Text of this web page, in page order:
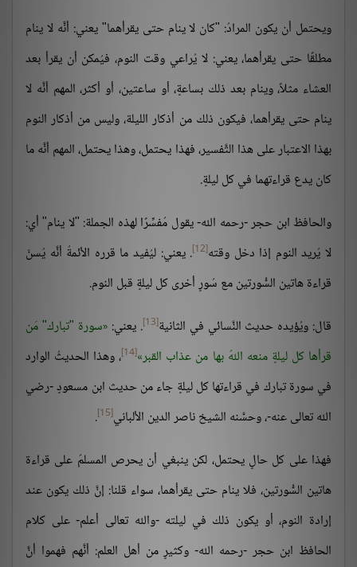
ويحتمل أن يكون المرادُ: "كان لا ينام حتى يقرأهما" يعني: أنَّه لا ينام
مطلقًا حتى يقرأهما، يعني: لا يُراعي وقت النوم، فيُمكن أن يقرأ بعد
العشاء مثلاً، وينام بعد ذلك بساعةٍ، أو ساعتين، أو أكثر، المهم أنَّه لا
ينام حتى يقرأهما، فيكون ذلك من أذكار الليلة، وليس من أذكار النوم
بهذا الاعتبار على هذا التَّفسير، فهذا يحتمل، وهذا يحتمل، المهم أنَّه ما
كان يدع قراءتهما في كل ليلةٍ.
والحافظ ابن حجر -رحمه الله- يقول مُفسِّرًا لهذه الجملة: "لا ينام" أي:
لا يُريد النوم إذا دخل وقته[12]
. يعني: ليُفيد ما قرره الأئمةُ أنَّه يُسنّ
قراءة هاتين السُّورتين مع سُورٍ أخرى كل ليلةٍ قبل النوم.
قال: ويُؤيده حديث النَّسائي في الثانية[13] . يعني: سورة "تبارك" مَن
قرأها كل ليلةٍ منعه اللهُ بها من عذاب القبر [14]
، وهذا الحديثُ الوارد
في سورة تبارك في قراءتها كل ليلةٍ جاء من حديث ابن مسعودٍ -رضي
الله تعالى عنه-، وحسَّنه الشيخ ناصر الدين الألباني[15]
.
فهذا على كل حالٍ يحتمل، لكن ينبغي أن يحرص المسلمُ على قراءة
هاتين السُّورتين، فلا ينام حتى يقرأهما، سواء قلنا: إنَّ ذلك يكون عند
إرادة النوم، أو يكون ذلك في ليلته -والله تعالى أعلم- على كلام
الحافظ ابن حجر -رحمه الله- وكثيرٍ من أهل العلم: أنَّهم فهموا أنَّ